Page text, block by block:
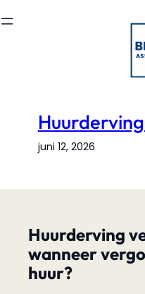
naar
juni 12, 2026
Huurderving
wanneer
huur?